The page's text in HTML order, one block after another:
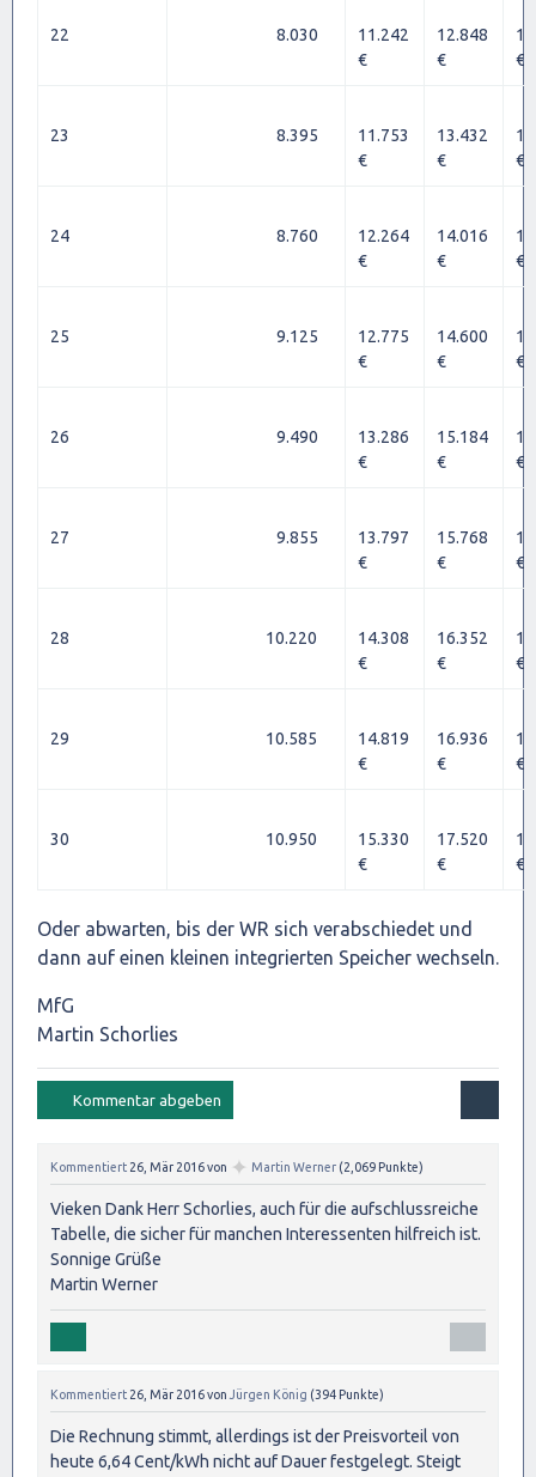
22 8.030
11.242
€
12.848
€
€
23 8.395
11.753
€
13.432
€
€
24 8.760
12.264
€
14.016
€
€
25 9.125
12.775
€
14.600
€
€
26 9.490
13.286
€
15.184
€
€
27 9.855
13.797
€
15.768
€
€
28 10.220
14.308
€
16.352
€
€
29 10.585
14.819
€
16.936
€
€
30 10.950
15.330
€
17.520
€
€
Oder abwarten, bis der WR sich verabschiedet und
dann auf einen kleinen integrierten Speicher wechseln.
MfG
Martin Schorlies
Kommentiert 26, Mär 2016von ✦ Martin Werner (2,069 Punkte)
Vieken Dank Herr Schorlies, auch für die aufschlussreiche
Tabelle, die sicher für manchen Interessenten hilfreich ist.
Sonnige Grüße
Martin Werner
Kommentiert 26, Mär 2016von Jürgen König (394 Punkte)
Die Rechnung stimmt, allerdings ist der Preisvorteil von
heute 6,64 Cent/kWh nicht auf Dauer festgelegt. Steigt